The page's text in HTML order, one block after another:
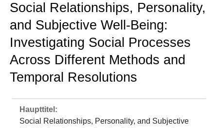
Social Relationships, Personality,
and Subjective Well-Being:
Investigating Social Processes
Across Different Methods and
Temporal Resolutions
Haupttitel:
Social Relationships, Personality, and Subjective